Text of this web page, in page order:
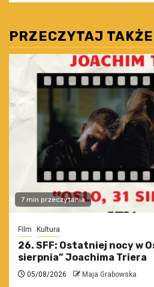
PRZECZYTAJ TAKŻE
7 min przeczytania
Film Kultura
26. SFF: Ostatniej nocy w
sierpnia” Joachima Triera
05/08/2026 Maja Grabowska